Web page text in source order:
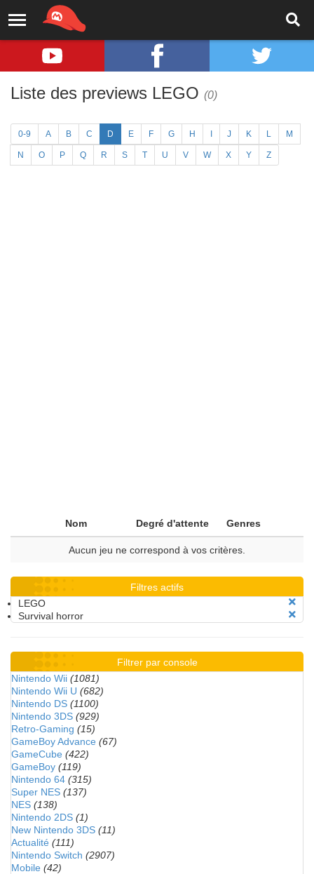
Liste des previews LEGO (0)
0-9 A B C D E F G H J K L M
N O P Q R S T U V W X Y Z
Nom Degré d'attente Genres
Aucun jeu ne correspond à vos critères.
Filtres actifs
LEGO
Survival horror
Filtrer par console
Nintendo Wii (1081)
Nintendo Wii U (682)
Nintendo DS (1100)
Nintendo 3DS (929)
Retro-Gaming (15)
GameBoy Advance (67)
GameCube (422)
GameBoy (119)
Nintendo 64 (315)
Super NES (137)
NES (138)
Nintendo 2DS (1)
New Nintendo 3DS (11)
Actualité (111)
Nintendo Switch (2907)
Mobile (42)